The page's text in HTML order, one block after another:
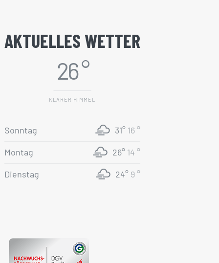
AKTUELLES WETTER
26 °
KLARER HIMMEL
Sonntag 31° 16 °
Montag 26° 14 °
Dienstag 24° 9 °